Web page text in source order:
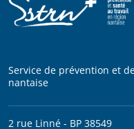
Service de prévention et
nantaise
2 rue Linné - BP 38549